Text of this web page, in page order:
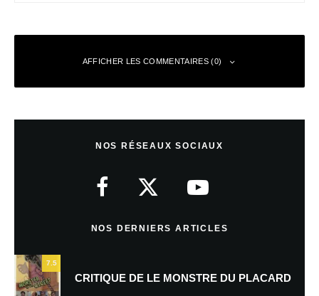
AFFICHER LES COMMENTAIRES (0)
NOS RÉSEAUX SOCIAUX
NOS DERNIERS ARTICLES
7.5
CRITIQUE DE LE MONSTRE DU PLACARD